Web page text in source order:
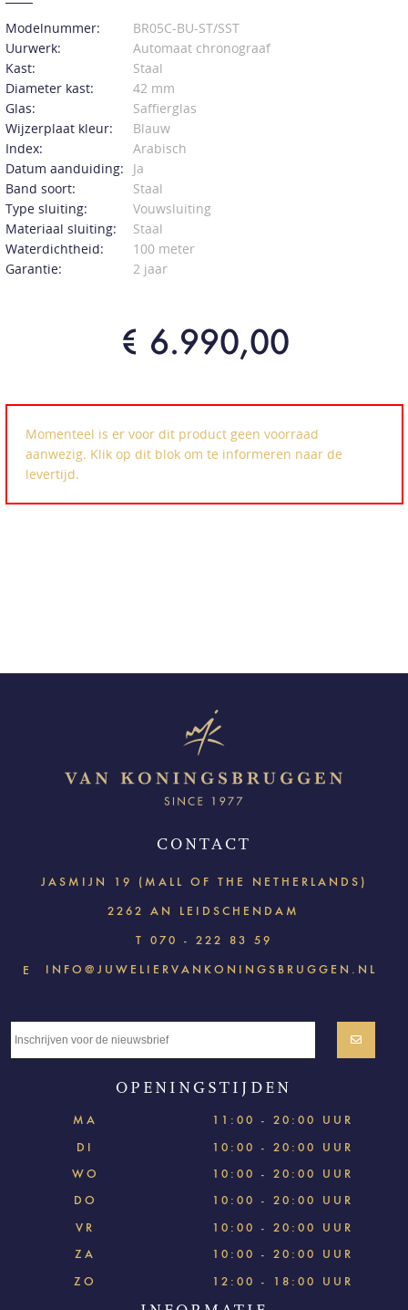
Modelnummer:
BR05C-BU-ST/SST
Uurwerk:
Automaat chronograaf
Kast:
Staal
Diameter kast:
42 mm
Glas:
Saffierglas
Wijzerplaat kleur:
Blauw
Index:
Arabisch
Datum aanduiding:
Ja
Band soort:
Staal
Type sluiting:
Vouwsluiting
Materiaal sluiting:
Staal
Waterdichtheid:
100 meter
Garantie:
2 jaar
€ 6.990,00
Momenteel is er voor dit product geen voorraad
aanwezig. Klik op dit blok om te informeren naar de
levertijd.
CONTACT
JASMIJN 19 (MALL OF THE NETHERLANDS)
2262 AN LEIDSCHENDAM
T 070 - 222 83 59
E INFO@JUWELIERVANKONINGSBRUGGEN.NL
OPENINGSTIJDEN
MA
11:00 - 20:00 UUR
DI
10:00 - 20:00 UUR
WO
10:00 - 20:00 UUR
DO
10:00 - 20:00 UUR
VR
10:00 - 20:00 UUR
ZA
10:00 - 20:00 UUR
ZO
12:00 - 18:00 UUR